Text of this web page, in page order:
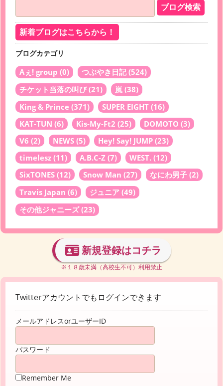
新着ブログはこちらから！
ブログカテゴリ
Aぇ! group (0) つぶやき日記(524)
チケット当落の叫び(21) 嵐 (38)
King & Prince (371) SUPER EIGHT (16)
KAT-TUN (6) Kis-My-Ft2 (25) DOMOTO (3)
V6 (2) NEWS (5) Hey! Say! JUMP (23)
timelesz (11) A.B.C-Z (7) WEST. (12)
SixTONES (12) Snow Man (27) なにわ男子 (2)
Travis Japan (6) ジュニア (49)
その他ジャニーズ(23)
新規登録はコチラ
※１８歳未満（高校生不可）利用禁止
Twitterアカウントでもログインできます
メールアドレスorユーザーID
パスワード
Remember Me